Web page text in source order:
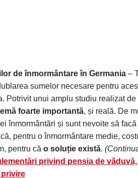
de înmormântare în Germania –
sumelor necesare pentru
Potrivit unui amplu studiu realizat de
foarte importantă, și reală. De
înmormântări și sunt nevoite să
pentru o înmormântare medie,
pentru că o soluție există.
privind pensia de